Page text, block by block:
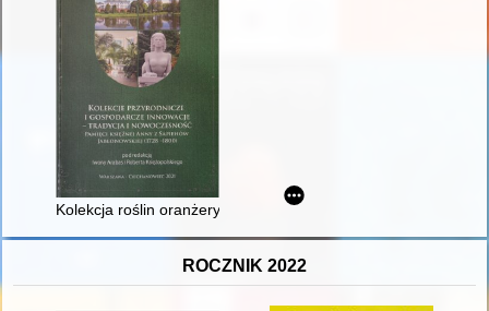
Kolekcja roślin oranżeryjnych w dobrach Tadeusza
ROCZNIK 2022